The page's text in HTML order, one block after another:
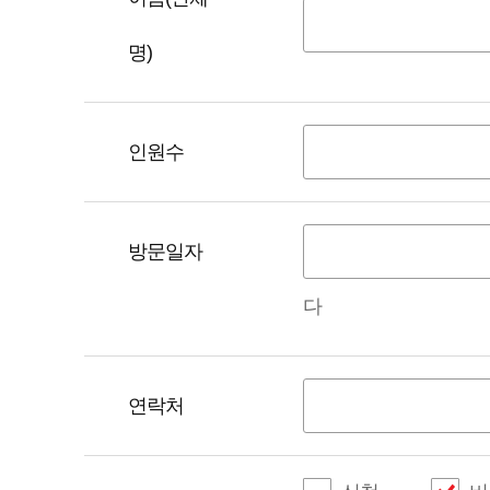
명)
인원수
방문일자
다
연락처